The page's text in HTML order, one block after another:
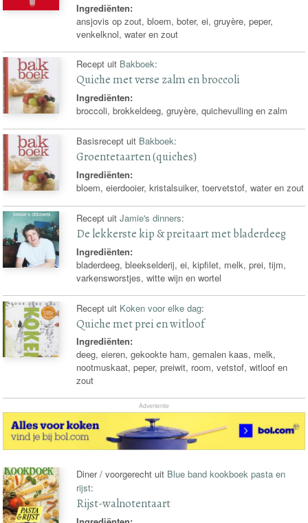
Ingrediënten:
ansjovis op zout, bloem, boter, ei, gruyère, peper,
venkelknol, water en zout
Recept uit Bakboek:
Quiche met verse zalm en broccoli
Ingrediënten:
broccoli, brokkeldeeg, gruyère, quichevulling en zalm
Basisrecept uit Bakboek:
Groentetaarten (quiches)
Ingrediënten:
bloem, eierdooier, kristalsuiker, toervetstof, water en zout
Recept uitJamie's dinners:
De lekkerste kip & preitaart met bladerdeeg
Ingrediënten:
bladerdeeg, bleekselderij, ei, kipfilet, melk, prei, tijm,
varkensworstjes, witte wijn en wortel
Recept uit Koken voor elke dag:
Quiche met prei en witloof
Ingrediënten:
deeg, eieren, gekookte ham, gemalen kaas, melk,
nootmuskaat, peper, preiwit, room, vetstof, witloof en
zout
Advertentie
Diner / voorgerecht uit Blue band kookboek pasta en
rijst:
Rijst-walnotentaart